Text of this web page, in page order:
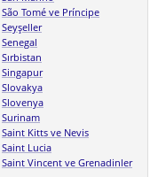
São Tomé ve Príncipe
Seyşeller
Senegal
Sırbistan
Singapur
Slovakya
Slovenya
Surinam
Saint Kitts ve Nevis
Saint Lucia
Saint Vincent ve Grenadinler